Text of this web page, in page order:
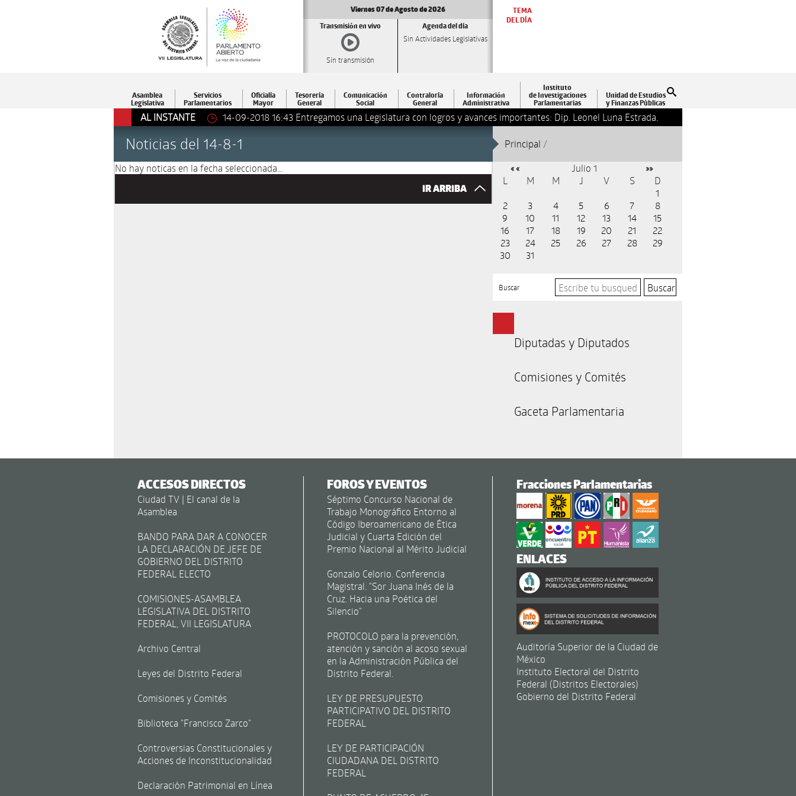
Viernes 07 de Agosto de 2026
Transmisión en vivo
Sin transmisión
Agenda del día
Sin Actividades Legislativas
TEMA
DEL DÍA
Asamblea
Legislativa
Servicios
Parlamentarios
Oficialía
Mayor
Tesorería
General
Comunicación
Social
Contraloría
General
Información
Administrativa
Instituto
de Investigaciones
Parlamentarias
Unidad de Estudios
y Finanzas Públicas
AL INSTANTE 14-09-2018 16:43 Entregamos una Legislatura con logros y avances importantes: Dip. Leonel Luna Estrada.
Noticias del 14-8-1 Principal /
No hay noticas en la fecha seleccionada...
IR ARRIBA
« « Julio 1 »»
L M M J V S
D
1
2
3 4 5 6 7
8
9
10 11 12 13 14
15
16
17 18 19 20 21
22
23
24 25 26 27 28
29
30
31
Buscar
Diputadas y Diputados
Comisiones y Comités
Gaceta Parlamentaria
ACCESOS DIRECTOS
Ciudad TV | El canal de la
Asamblea
BANDO PARA DAR A CONOCER
LA DECLARACIÓN DE JEFE DE
GOBIERNO DEL DISTRITO
FEDERAL ELECTO
COMISIONES-ASAMBLEA
LEGISLATIVA DEL DISTRITO
FEDERAL, VII LEGISLATURA
Archivo Central
Leyes del Distrito Federal
Comisiones y Comités
Biblioteca "Francisco Zarco"
Controversias Constitucionales y
Acciones de Inconstitucionalidad
Declaración Patrimonial en Línea
FOROS Y EVENTOS
Séptimo Concurso Nacional de
Trabajo Monográfico Entorno al
Código Iberoamericano de Ética
Judicial y Cuarta Edición del
Premio Nacional al Mérito Judicial
Gonzalo Celorio. Conferencia
Magistral. "Sor Juana Inés de la
Cruz. Hacia una Poética del
Silencio"
PROTOCOLO para la prevención,
atención y sanción al acoso sexual
en la Administración Pública del
Distrito Federal.
LEY DE PRESUPUESTO
PARTICIPATIVO DEL DISTRITO
FEDERAL
LEY DE PARTICIPACIÓN
CIUDADANA DEL DISTRITO
FEDERAL
Fracciones Parlamentarias
ENLACES
Auditoría Superior de la Ciudad de
México
Instituto Electoral del Distrito
Federal (Distritos Electorales)
Gobierno del Distrito Federal